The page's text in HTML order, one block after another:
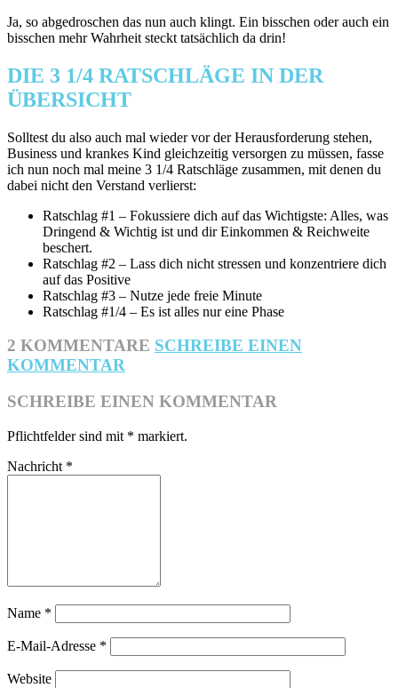
Ja, so abgedroschen das nun auch klingt. Ein bisschen oder auch ein
bisschen mehr Wahrheit steckt tatsächlich da drin!
DIE 3 1/4 RATSCHLÄGE IN DER
ÜBERSICHT
Solltest du also auch mal wieder vor der Herausforderung stehen,
Business und krankes Kind gleichzeitig versorgen zu müssen, fasse
ich nun noch mal meine 3 1/4 Ratschläge zusammen, mit denen du
dabei nicht den Verstand verlierst:
Ratschlag #1 – Fokussiere dich auf das Wichtigste: Alles, was
Dringend & Wichtig ist und dir Einkommen & Reichweite
beschert.
Ratschlag #2 – Lass dich nicht stressen und konzentriere dich
auf das Positive
Ratschlag #3 – Nutze jede freie Minute
Ratschlag #1/4 – Es ist alles nur eine Phase
2 KOMMENTARE SCHREIBE EINEN
KOMMENTAR
SCHREIBE EINEN KOMMENTAR
Pflichtfelder sind mit * markiert.
Nachricht *
Name *
E-Mail-Adresse *
Website